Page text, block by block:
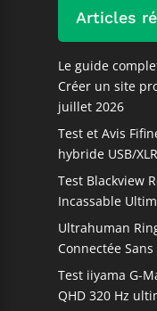
Articles
Le guide
Créer un site
juillet 2026
Test et Avis
hybride USB/XLR
Test Blackview
Incassable
Ultrahuman
Connectée
Test iiyama G-
QHD 320 Hz